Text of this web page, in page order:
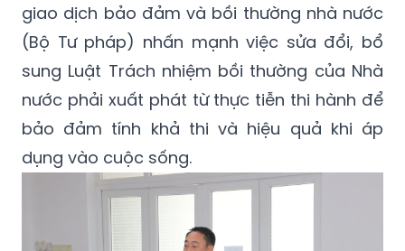
giao dịch bảo đảm và bồi thường nhà nước
(Bộ Tư pháp) nhấn mạnh việc sửa đổi, bổ
sung Luật Trách nhiệm bồi thường của Nhà
nước phải xuất phát từ thực tiễn thi hành để
bảo đảm tính khả thi và hiệu quả khi áp
dụng vào cuộc sống.